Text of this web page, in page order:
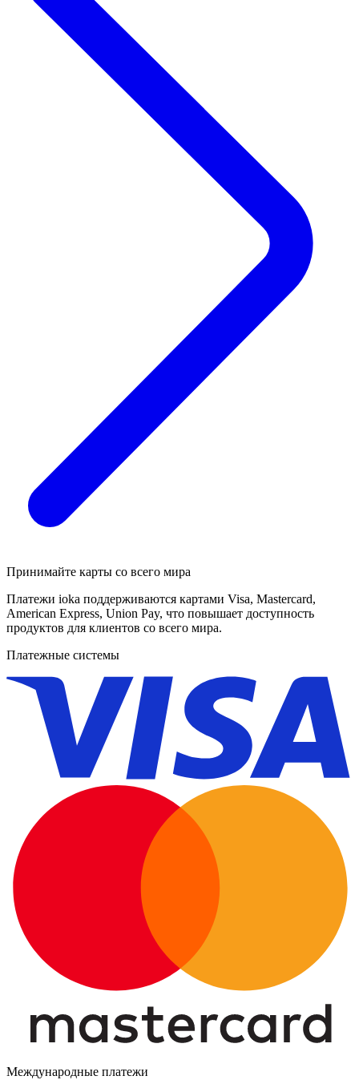
Принимайте карты со всего мира
Платежи ioka поддерживаются картами Visa, Mastercard,
American Express, Union Pay, что повышает доступность
продуктов для клиентов со всего мира.
Платежные системы
Международные платежи